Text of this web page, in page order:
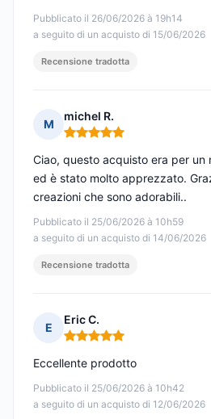
Pubblicato il 26/06/2026 à 19h14
a seguito di un acquisto di 15/06/2026
Recensione tradotta
M
michel R.
Nota: 5 su 5
Pubblicato il 25/06/2026 à 10h59
a seguito di un acquisto di 14/06/2026
Ciao, questo acquisto era per un
ed è stato molto apprezzato.
creazioni che sono adorabili..
Recensione tradotta
E
Eric C.
Nota: 5 su 5
Pubblicato il 25/06/2026 à 10h42
a seguito di un acquisto di 12/06/2026
Eccellente prodotto